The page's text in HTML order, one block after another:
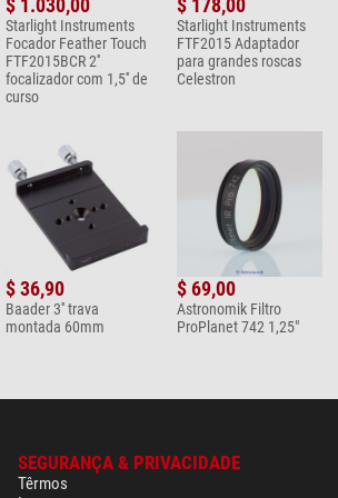
$ 1.030,00
Starlight Instruments
Focador Feather Touch
FTF2015BCR 2''
focalizador com 1,5'' de
curso
$ 178,00
Starlight Instruments
FTF2015 Adaptador
para grandes roscas
Celestron
$ 36,90
Baader 3'' trava
montada 60mm
$ 69,00
Astronomik Filtro
ProPlanet 742 1,25"
SEGURANÇA & PRIVACIDADE
Têrmos